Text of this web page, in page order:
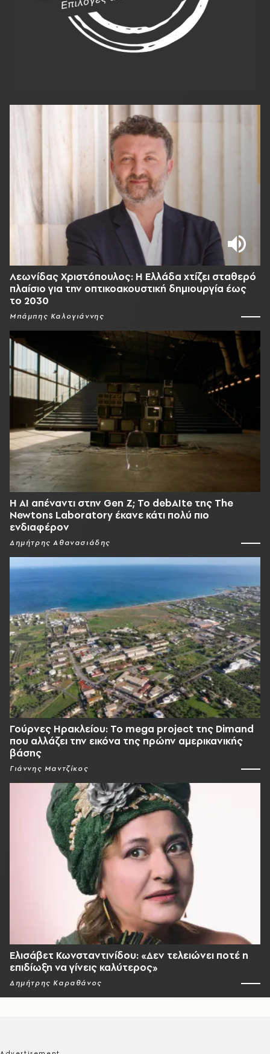
Λεωνίδας Χριστόπουλος: Η Ελλάδα χτίζει σταθερό
πλαίσιο για την οπτικοακουστική δημιουργία έως
το 2030
Μπάμπης Καλογιάννης
Η AI απέναντι στην Gen Z; Το debAIte της The
Newtons Laboratory έκανε κάτι πολύ πιο
ενδιαφέρον
Δημήτρης Αθανασιάδης
Γούρνες Ηρακλείου: To mega project της Dimand
που αλλάζει την εικόνα της πρώην αμερικανικής
βάσης
Γιάννης Μαντζίκος
Ελισάβετ Κωνσταντινίδου: «Δεν τελειώνει ποτέ η
επιδίωξη να γίνεις καλύτερος»
Δημήτρης Καραθάνος